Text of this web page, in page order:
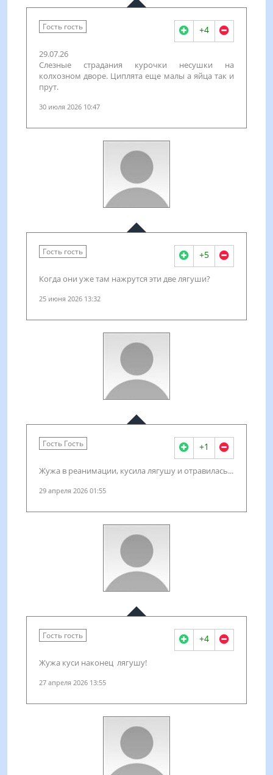
Гость гость +4
29.07.26
Слезные страдания курочки несушки на
колхозном дворе. Циплята еще малы а яйца так и
прут.
30 июля 2026 10:47
Гость гость +5
Когда они уже там нажрутся эти две лягуши?
25 июня 2026 13:32
Гость Гость +1
Жужа в реанимации, кусила лягушу и отравилась...
29 апреля 2026 01:55
Гость гость +4
Жужа куси наконец лягушу!
27 апреля 2026 13:55